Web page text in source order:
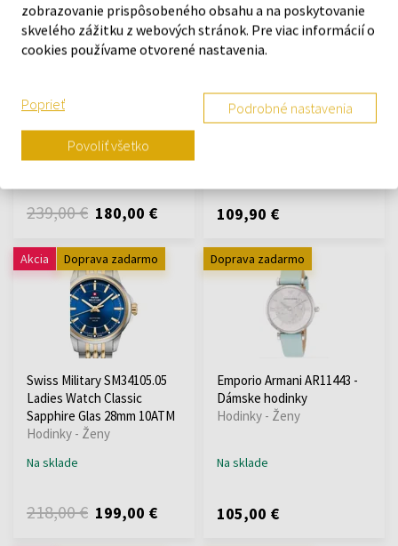
Swarovski 5295383 -
Dámske hodinky
Hodinky - Ženy
Na sklade
239,00 € 180,00 €
Michael Kors MK6407 -
Dámske hodinky
109,90 €
Akcia Doprava zadarmo
Swiss Military SM34105.05
Ladies Watch Classic
Sapphire Glas 28mm 10ATM
Hodinky - Ženy
Na sklade
218,00 € 199,00 €
Doprava zadarmo
Emporio Armani AR11443 -
Dámske hodinky
Hodinky - Ženy
Na sklade
105,00 €
zobrazovanie prispôsobeného obsahu a na poskytovanie
skvelého zážitku z webových stránok. Pre viac informácií o
cookies používame otvorené nastavenia.
Poprieť Podrobné nastavenia
Povoliť všetko